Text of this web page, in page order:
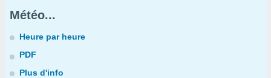
Météo...
Heure par heure
PDF
Plus d'info